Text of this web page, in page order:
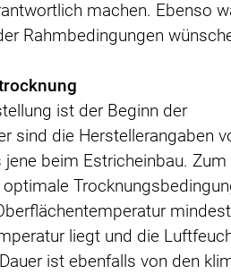
machen. Ebenso
Rahmbedingungen
ist der Beginn der
sind die Herstellerangaben
jene beim Estricheinbau.
liegt und die
ist ebenfalls von den